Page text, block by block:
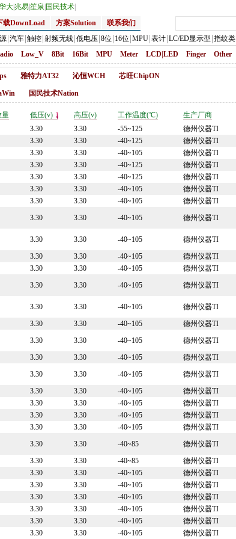
大兆易笙泉 国民技术
载DownLoad 方案Solution
联系我们
汽车 触控 射频无线 低电压 8位 16位 MPU 表计 LC/ED显示型 指纹类
Low_V 8Bit 16Bit MPU Meter LCD|LED Finger Other
雅特力AT32 沁恒WCH 芯旺ChipON
国民技术Nation
量 低压(v) 高压(v) 工作温度(℃) 生产厂商
3.30 3.30 -55~125 德州仪器TI
3.30 3.30 -40~125 德州仪器TI
3.30 3.30 -40~105 德州仪器TI
3.30 3.30 -40~125 德州仪器TI
3.30 3.30 -40~125 德州仪器TI
3.30 3.30 -40~105 德州仪器TI
3.30 3.30 -40~105 德州仪器TI
3.30 3.30 -40~105 德州仪器TI
3.30 3.30 -40~105 德州仪器TI
3.30 3.30 -40~105 德州仪器TI
3.30 3.30 -40~105 德州仪器TI
3.30 3.30 -40~105 德州仪器TI
3.30 3.30 -40~105 德州仪器TI
3.30 3.30 -40~105 德州仪器TI
3.30 3.30 -40~105 德州仪器TI
3.30 3.30 -40~105 德州仪器TI
3.30 3.30 -40~105 德州仪器TI
3.30 3.30 -40~105 德州仪器TI
3.30 3.30 -40~105 德州仪器TI
3.30 3.30 -40~105 德州仪器TI
3.30 3.30 -40~105 德州仪器TI
3.30 3.30 -40~85 德州仪器TI
3.30 3.30 -40~85 德州仪器TI
3.30 3.30 -40~105 德州仪器TI
3.30 3.30 -40~105 德州仪器TI
3.30 3.30 -40~105 德州仪器TI
3.30 3.30 -40~105 德州仪器TI
3.30 3.30 -40~105 德州仪器TI
3.30 3.30 -40~105 德州仪器TI